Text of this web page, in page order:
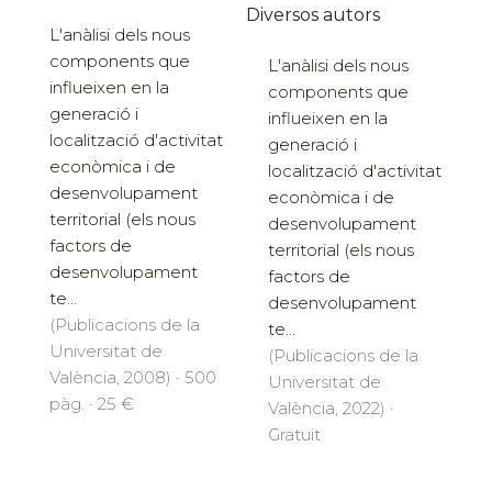
L'anàlisi dels nous
components que
influeixen en la
generació i
localització d'activitat
econòmica i de
desenvolupament
territorial (els nous
factors de
desenvolupament
te...
(Publicacions de la
Universitat de
València, 2008) · 500
pàg. · 25 €
Diversos autors
L'anàlisi dels nous
components que
influeixen en la
generació i
localització d'activitat
econòmica i de
desenvolupament
territorial (els nous
factors de
desenvolupament
te...
(Publicacions de la
Universitat de
València, 2022) ·
Gratuït